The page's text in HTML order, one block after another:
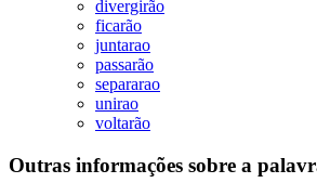
divergirão
ficarão
juntarao
passarão
separarao
unirao
voltarão
Outras informações sobre a